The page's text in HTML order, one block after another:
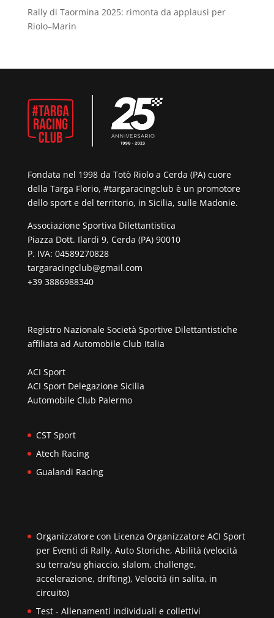
Rally di Taormina 2025: rimonta da applausi per
Riolo–Marin
Fondata nel 1998 da Totò Riolo a Cerda (PA) cuore
della Targa Florio, #targaracingclub è un promotore
dello sport e del territorio, in Sicilia, sulle Madonie.
Associazione Sportiva Dilettantistica
Piazza Dott. Ilardi 9, Cerda (PA) 90010
P. IVA: 04589270828
targaracingclub@gmail.com
+39 3886988340
Registro Nazionale Società Sportive Dilettantistiche
affiliata ad Automobile Club Italia
ACI Sport
ACI Sport Delegazione Sicilia
Automobile Club Palermo
CST Sport
Atech Racing
Gualandi Racing
Organizzatore con Licenza Organizzatore ACI Sport
per Eventi di Rally, Auto Storiche, Abilità (velocità
su terra/su ghiaccio, slalom, challenge,
accelerazione, drifting), Velocità (in salita, in
circuito)
Test - Allenamenti individuali e collettivi